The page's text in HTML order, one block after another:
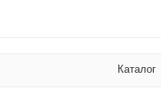
Каталог